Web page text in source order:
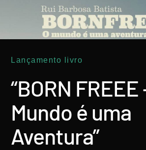
“VIAGENS DE UMA VIDA”, O
LER MAIS
Lançamento livro
“BORN FREEE
Mundo é uma
Aventura”